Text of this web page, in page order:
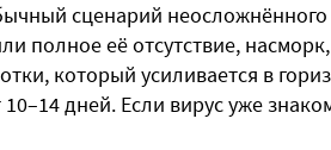
сценарий неосложнённого
полное её отсутствие,
который усиливается в
10–14 дней. Если вирус уже